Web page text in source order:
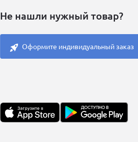
Не нашли нужный товар?
Оформите индивидуальный заказ